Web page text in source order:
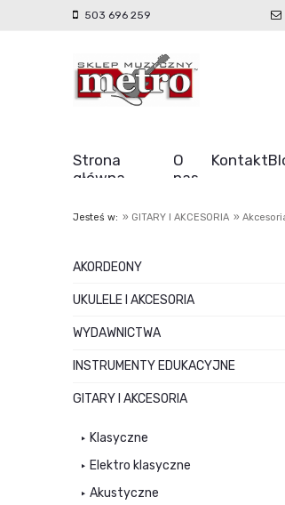
503 696 259
Strona
główna
O
nas
Kontakt
Jesteś w: » GITARY I AKCESORIA »
AKORDEONY
UKULELE I AKCESORIA
WYDAWNICTWA
INSTRUMENTY EDUKACYJNE
GITARY I AKCESORIA
Klasyczne
Elektro klasyczne
Akustyczne